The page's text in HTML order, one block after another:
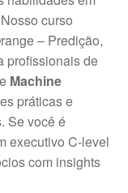
curso
– Predição,
profissionais de
Machine
práticas e
Se você é
executivo C-level
com insights